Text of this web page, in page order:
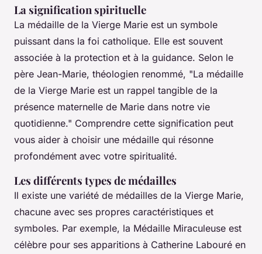
La signification spirituelle
La médaille de la Vierge Marie est un symbole
puissant dans la foi catholique. Elle est souvent
associée à la protection et à la guidance. Selon le
père Jean-Marie, théologien renommé, "La médaille
de la Vierge Marie est un rappel tangible de la
présence maternelle de Marie dans notre vie
quotidienne." Comprendre cette signification peut
vous aider à choisir une médaille qui résonne
profondément avec votre spiritualité.
Les différents types de médailles
Il existe une variété de médailles de la Vierge Marie,
chacune avec ses propres caractéristiques et
symboles. Par exemple, la Médaille Miraculeuse est
célèbre pour ses apparitions à Catherine Labouré en